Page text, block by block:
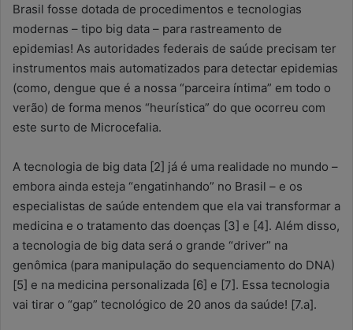
Brasil fosse dotada de procedimentos e tecnologias
modernas – tipo big data – para rastreamento de
epidemias! As autoridades federais de saúde precisam ter
instrumentos mais automatizados para detectar epidemias
(como, dengue que é a nossa “parceira íntima” em todo o
verão) de forma menos “heurística” do que ocorreu com
este surto de Microcefalia.
A tecnologia de big data [2] já é uma realidade no mundo –
embora ainda esteja “engatinhando” no Brasil – e os
especialistas de saúde entendem que ela vai transformar a
medicina e o tratamento das doenças [3] e [4]. Além disso,
a tecnologia de big data será o grande “driver” na
genômica (para manipulação do sequenciamento do DNA)
[5] e na medicina personalizada [6] e [7]. Essa tecnologia
vai tirar o “gap” tecnológico de 20 anos da saúde! [7.a].